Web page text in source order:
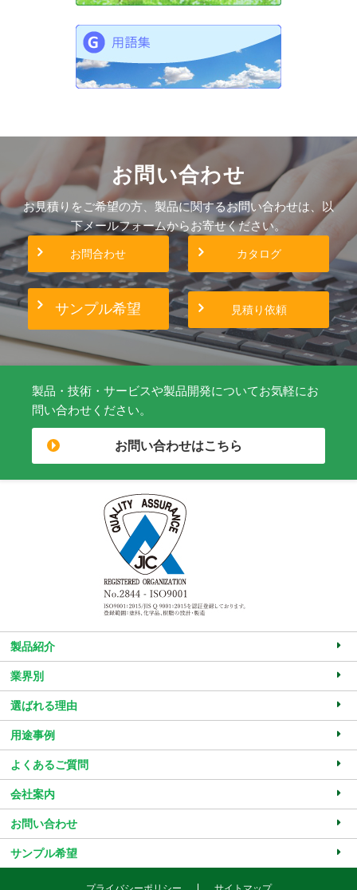
お問い合わせ
お見積りをご希望の方、製品に関するお問い合わせは、以
下メールフォームからお寄せください。
お問合わせ カタログ
サンプル希望 見積り依頼
製品・技術・サービスや製品開発についてお気軽にお
問い合わせください。
お問い合わせはこちら
製品紹介
業界別
選ばれる理由
用途事例
よくあるご質問
会社案内
お問い合わせ
サンプル希望